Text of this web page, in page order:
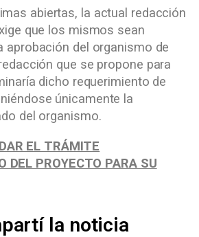
abiertas, la actual redacción
que los mismos sean
aprobación del organismo de
que se propone para
dicho requerimiento de
únicamente la
del organismo.
EL TRÁMITE
DEL PROYECTO PARA SU
la noticia